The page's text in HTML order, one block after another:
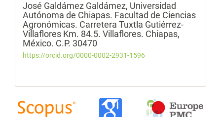
José Galdámez Galdámez, Universidad
Autónoma de Chiapas. Facultad de Ciencias
Agronómicas. Carretera Tuxtla Gutiérrez-
Villaflores Km. 84.5. Villaflores. Chiapas,
México. C.P. 30470
https://orcid.org/0000-0002-2931-1596